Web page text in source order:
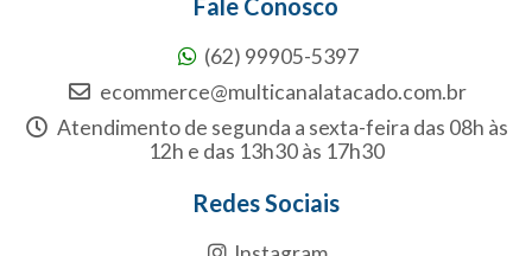
Fale Conosco
(62) 99905-5397
ecommerce@multicanalatacado.com.br
Atendimento de segunda a sexta-feira das 08h às
12h e das 13h30 às 17h30
Redes Sociais